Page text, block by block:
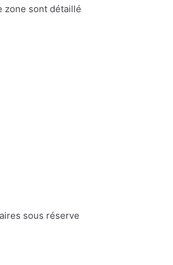
zone sont détaillé
sous réserve